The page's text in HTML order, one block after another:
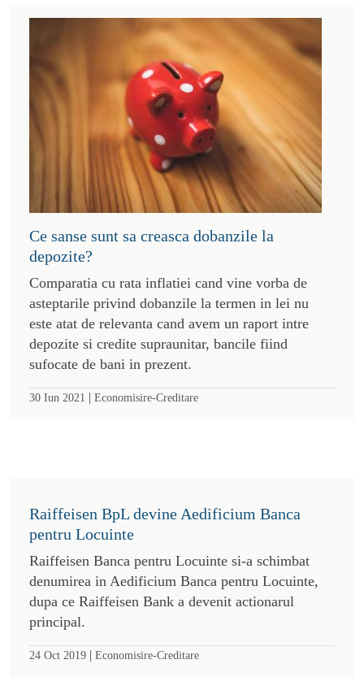
Ce sanse sunt sa creasca dobanzile la
depozite?
Comparatia cu rata inflatiei cand vine vorba de
asteptarile privind dobanzile la termen in lei nu
este atat de relevanta cand avem un raport intre
depozite si credite supraunitar, bancile fiind
sufocate de bani in prezent.
30 Iun 2021 | Economisire-Creditare
Raiffeisen BpL devine Aedificium Banca
pentru Locuinte
Raiffeisen Banca pentru Locuinte si-a schimbat
denumirea in Aedificium Banca pentru Locuinte,
dupa ce Raiffeisen Bank a devenit actionarul
principal.
24 Oct 2019 | Economisire-Creditare